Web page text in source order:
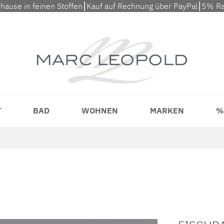
in feinen Stoffen⎮Kauf auf Rechnung über PayPal⎮5%
BAD WOHNEN MARKEN